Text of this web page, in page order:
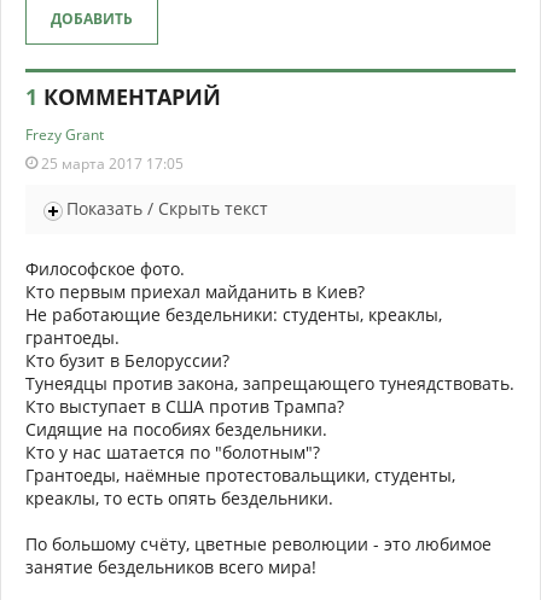
ДОБАВИТЬ
1 КОММЕНТАРИЙ
Frezy Grant
25 марта 2017 17:05
Показать / Скрыть текст
Философское фото.
Кто первым приехал майданить в Киев?
Не работающие бездельники: студенты, креаклы,
грантоеды.
Кто бузит в Белоруссии?
Тунеядцы против закона, запрещающего тунеядствовать.
Кто выступает в США против Трампа?
Сидящие на пособиях бездельники.
Кто у нас шатается по "болотным"?
Грантоеды, наёмные протестовальщики, студенты,
креаклы, то есть опять бездельники.
По большому счёту, цветные революции - это любимое
занятие бездельников всего мира!